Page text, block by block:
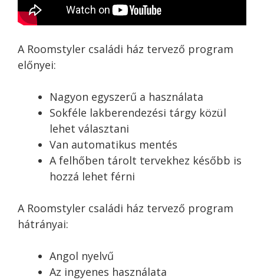
A Roomstyler családi ház tervező program
előnyei:
Nagyon egyszerű a használata
Sokféle lakberendezési tárgy közül
lehet választani
Van automatikus mentés
A felhőben tárolt tervekhez később is
hozzá lehet férni
A Roomstyler családi ház tervező program
hátrányai:
Angol nyelvű
Az ingyenes használata